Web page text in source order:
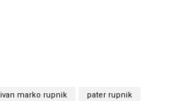
ivan marko rupnik pater rupnik